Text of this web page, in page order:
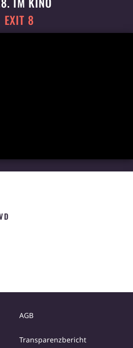
EXIT 8
AGB
Transparenzbericht